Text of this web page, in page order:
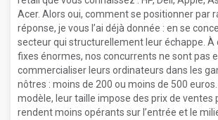
Acer. Alors oui, comment se positionner par
réponse, je vous l’ai déjà donnée : en se
secteur qui structurellement leur échappe. À
fixes énormes, nos concurrents ne sont pas
commercialiser leurs ordinateurs dans les
nôtres : moins de 200 ou moins de 500
modèle, leur taille impose des prix de ventes
rendent moins opérants sur l’entrée et le